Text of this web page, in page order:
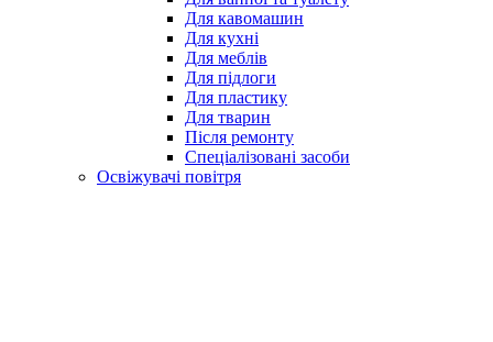
Для кавомашин
Для кухні
Для меблів
Для підлоги
Для пластику
Для тварин
Після ремонту
Спеціалізовані засоби
Освіжувачі повітря